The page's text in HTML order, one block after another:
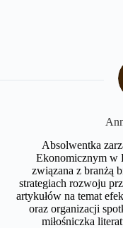
Absolwentka
Ekonomicznym w
związana z branżą
strategiach rozwoju
artykułów na temat
oraz organizacji
miłośniczka